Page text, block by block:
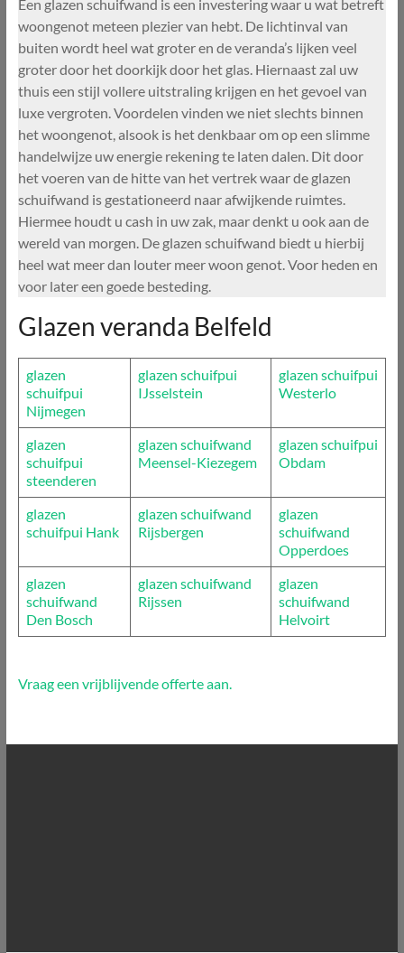
Een glazen schuifwand is een investering waar u wat betreft
woongenot meteen plezier van hebt. De lichtinval van
buiten wordt heel wat groter en de veranda’s lijken veel
groter door het doorkijk door het glas. Hiernaast zal uw
thuis een stijl vollere uitstraling krijgen en het gevoel van
luxe vergroten. Voordelen vinden we niet slechts binnen
het woongenot, alsook is het denkbaar om op een slimme
handelwijze uw energie rekening te laten dalen. Dit door
het voeren van de hitte van het vertrek waar de glazen
schuifwand is gestationeerd naar afwijkende ruimtes.
Hiermee houdt u cash in uw zak, maar denkt u ook aan de
wereld van morgen. De glazen schuifwand biedt u hierbij
heel wat meer dan louter meer woon genot. Voor heden en
voor later een goede besteding.
Glazen veranda Belfeld
glazen
schuifpui
Nijmegen
glazen schuifpui
IJsselstein
glazen schuifpui
Westerlo
glazen
schuifpui
steenderen
glazen schuifwand
Meensel-Kiezegem
glazen schuifpui
Obdam
glazen
schuifpui Hank
glazen schuifwand
Rijsbergen
glazen
schuifwand
Opperdoes
glazen
schuifwand
Den Bosch
glazen schuifwand
Rijssen
glazen
schuifwand
Helvoirt
Vraag een vrijblijvende offerte aan.